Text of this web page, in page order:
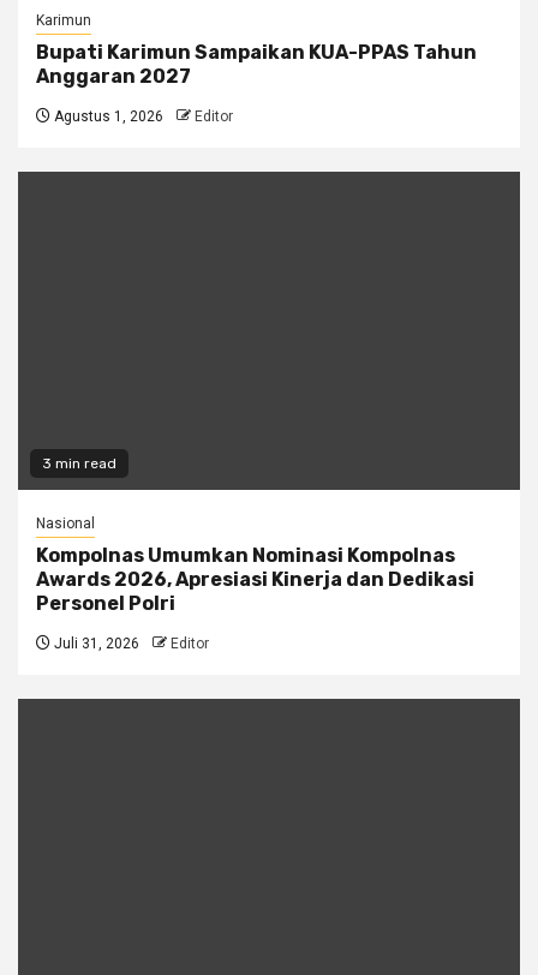
Karimun
Bupati Karimun Sampaikan KUA-PPAS Tahun
Anggaran 2027
Agustus 1, 2026 Editor
3 min read
Nasional
Kompolnas Umumkan Nominasi Kompolnas
Awards 2026, Apresiasi Kinerja dan Dedikasi
Personel Polri
Juli 31, 2026 Editor